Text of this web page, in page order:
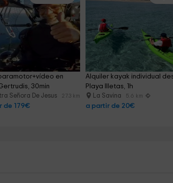
en
30min
Señora De Jesus 27.3 km
de 179€
Alquiler kayak individual
Playa Illetas, 1h
La Savina 5.6 km
a partir de 20€